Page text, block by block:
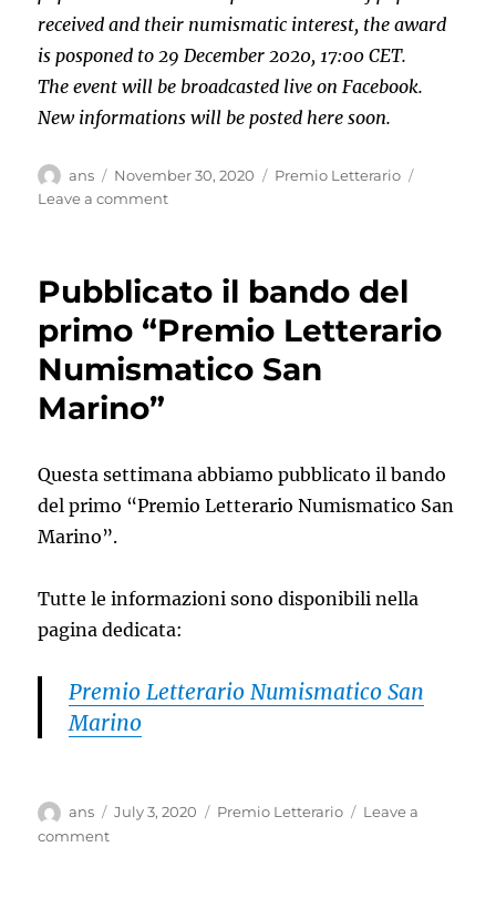
received and their numismatic interest, the award
is posponed to 29 December 2020, 17:00 CET.
The event will be broadcasted live on Facebook.
New informations will be posted here soon.
Author
ans
Posted
on
November 30, 2020 Categories
Premio Letterario
Leave a commenton
della
premiazione
del
1°
Premio
Marino
Pubblicato il bando del
primo “Premio Letterario
Numismatico San
Marino”
Questa settimana abbiamo pubblicato il bando
del primo “Premio Letterario Numismatico San
Marino”.
Tutte le informazioni sono disponibili nella
pagina dedicata:
Premio Letterario Numismatico San
Marino
Author
ans
Posted
July 3, 2020 Categories
Premio Letterario
Leave a
commenton